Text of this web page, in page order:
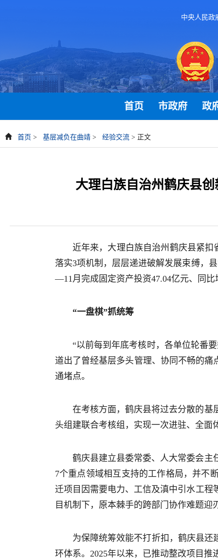
中央人民政
首页 市政府 政
首页 > 基层减负在曲靖 > 经验交流 > 正文
大理白族自治州鹤庆县
近年来，大理白族自治州鹤庆县紧扣
落实3项机制，层层递进破解发展束缚，
—11月完成固定资产投资47.04亿元、同
“一盘棋”抓统筹
“以前每到年底考核时，各单位轮番
道出了曾经基层多头管理、协同不畅的
通堵点。
在考核方面，鹤庆县将过去分散的基
头组建联合考核组，实现一次进驻、全
鹤庆县建立县委常委、人大常委会主
7个重点领域相互支持的工作格局，并不
迁项目因需要电力、工信及滇中引水工
目机制下，原本棘手的跨部门协作难题
为保障统筹效能不打折扣，鹤庆县
环体系。2025年以来，已推动整改项目